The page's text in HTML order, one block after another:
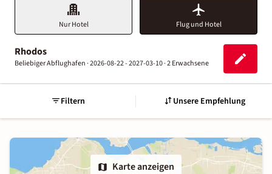
Nur Hotel Flug und Hotel
Rhodos
Beliebiger Abflughafen ·2026-08-22 - 2027-03-10 ·2 Erwachsene
Filtern Unsere Empfehlung
Karte anzeigen